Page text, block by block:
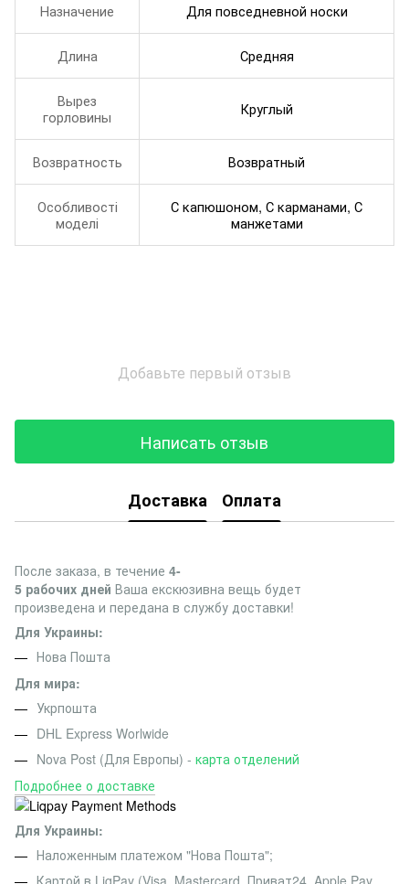
Назначение Для повседневной носки
Длина Средняя
Вырез
горловины
Круглый
Возвратность Возвратный
Особливості
моделі
С капюшоном, С карманами, С
манжетами
Добавьте первый отзыв
Написать отзыв
Доставка Оплата
После заказа, в течение 4-
5 рабочих дней Ваша екскюзивна вещь будет
произведена и передана в службу доставки!
Для Украины:
Нова Пошта
Для мира:
Укрпошта
DHL Express Worlwide
Nova Post (Для Европы) - карта отделений
Подробнее о доставке
Для Украины:
Наложенным платежом "Нова Пошта";